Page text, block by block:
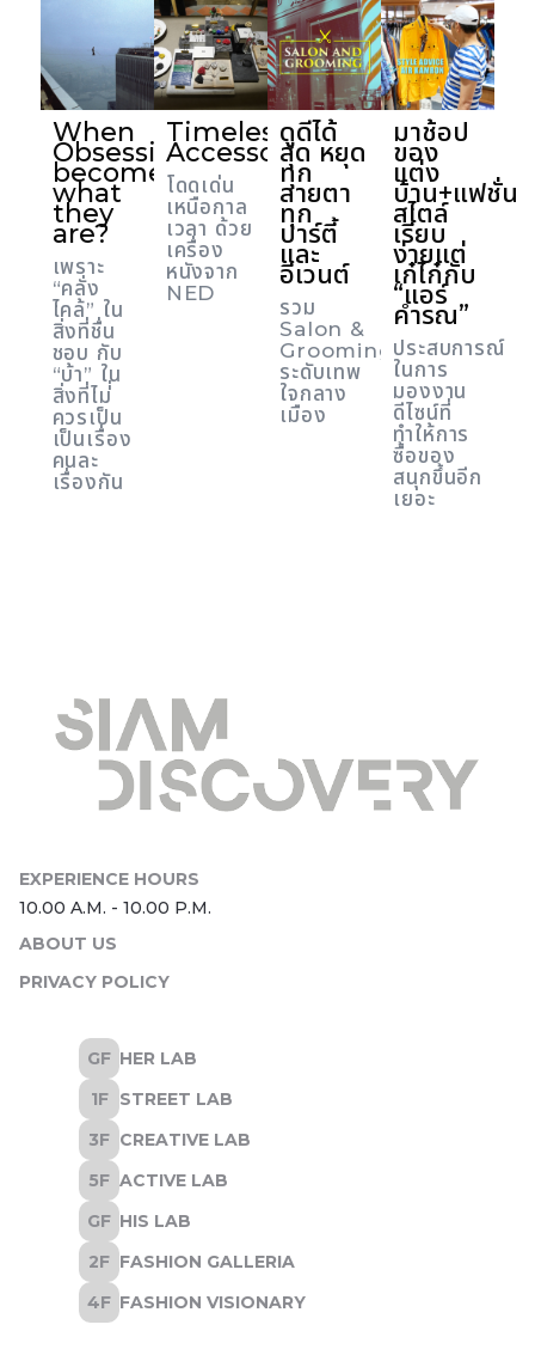
When
Obsession
becomes
what
they
are?
เพราะ
“คลั่ง
ไคล้” ใน
สิ่งที่ชื่น
ชอบ กับ
“บ้า” ใน
สิ่งที่ไม่่
ควรเป็น
เป็นเรื่อง
คนละ
เรื่องกัน
Timeless
Accessories
โดดเด่น
เหนือกาล
เวลา ด้วย
เครื่อง
หนังจาก
NED
ดูดีได้
สุด หยุด
ทุก
สายตา
ทุก
ปาร์ตี้
และ
อีเวนต์
รวม
Salon &
Grooming
ระดับเทพ
ใจกลาง
เมือง
มาช้อป
ของ
แต่ง
บ้าน+แฟชั่น
สไตล์
เรียบ
ง่ายแต่
เก๋ไก๋กับ
“แอร์
คำรณ”
ประสบการณ์
ในการ
มองงาน
ดีไซน์ที่
ทำให้การ
ซื้อของ
สนุกขึ้นอีก
เยอะ
ABOUT US
PRIVACY POLICY